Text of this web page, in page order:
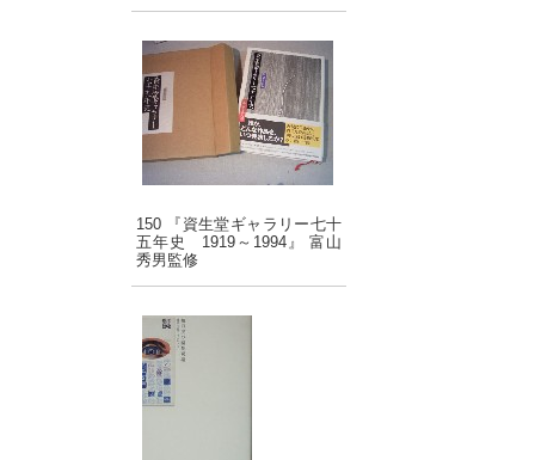
150 『資生堂ギャラリー七十
五年史 1919～1994』 富山
秀男監修